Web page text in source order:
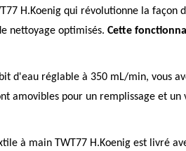
H.Koenig qui révolutionne la façon
nettoyage optimisés. Cette
d'eau réglable à 350 mL/min, vous
amovibles pour un remplissage et un
à main TWT77 H.Koenig est livré